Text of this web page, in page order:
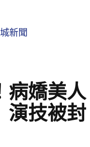
新聞
病嬌美人
演技被封